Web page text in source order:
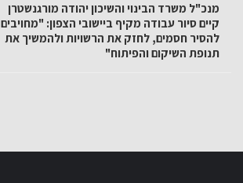
מנכ"ל משרד הבינוי והשיכון יהודה מורגנשטרן
קיים סיור עבודה מקיף ביישובי הצפון: "מחויבים
להסיר חסמים, לחזק את הרשויות ולהמשיך את
תנופת השיקום והפיתוח"